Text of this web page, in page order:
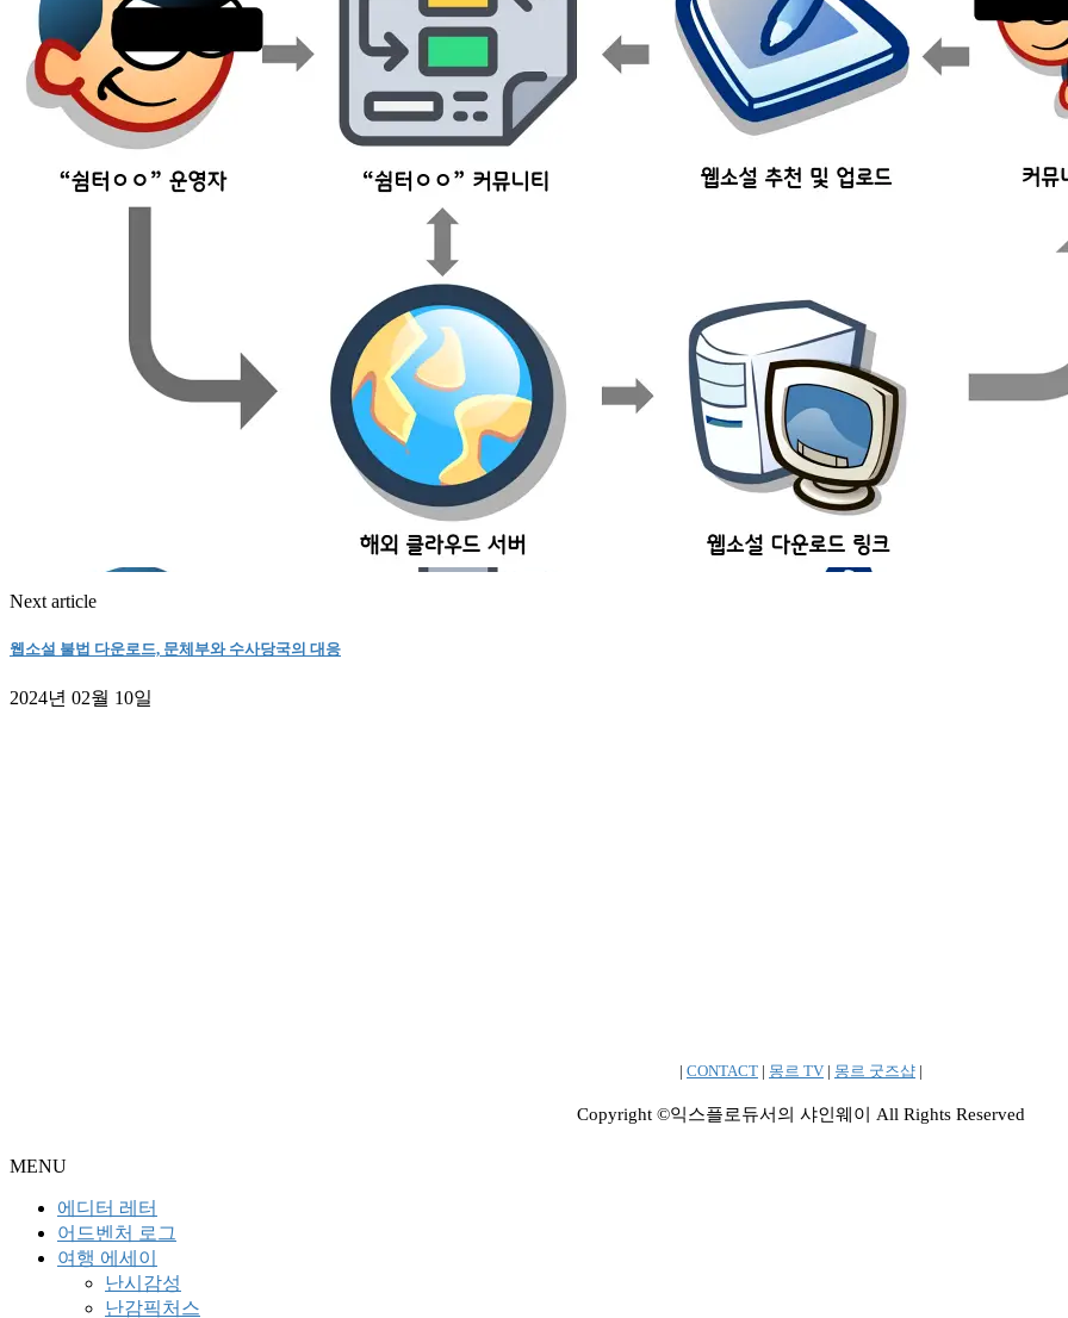
Next article
웹소설 불법 다운로드, 문체부와 수사당국의 대응
2024년 02월 10일
| CONTACT | 몽르 TV | 몽르 굿즈샵 |
Copyright ©익스플로듀서의 샤인웨이 All Rights Reserved
MENU
에디터 레터
어드벤처 로그
여행 에세이
난시감성
난감픽처스